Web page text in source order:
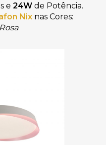
e 24W de Potência.
Nixnas Cores:
Rosa